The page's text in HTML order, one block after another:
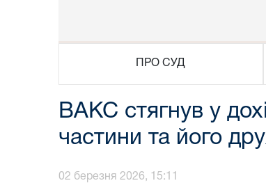
ПРО СУД
ВАКС стягнув у
частини та його
02 березня 2026, 15:11